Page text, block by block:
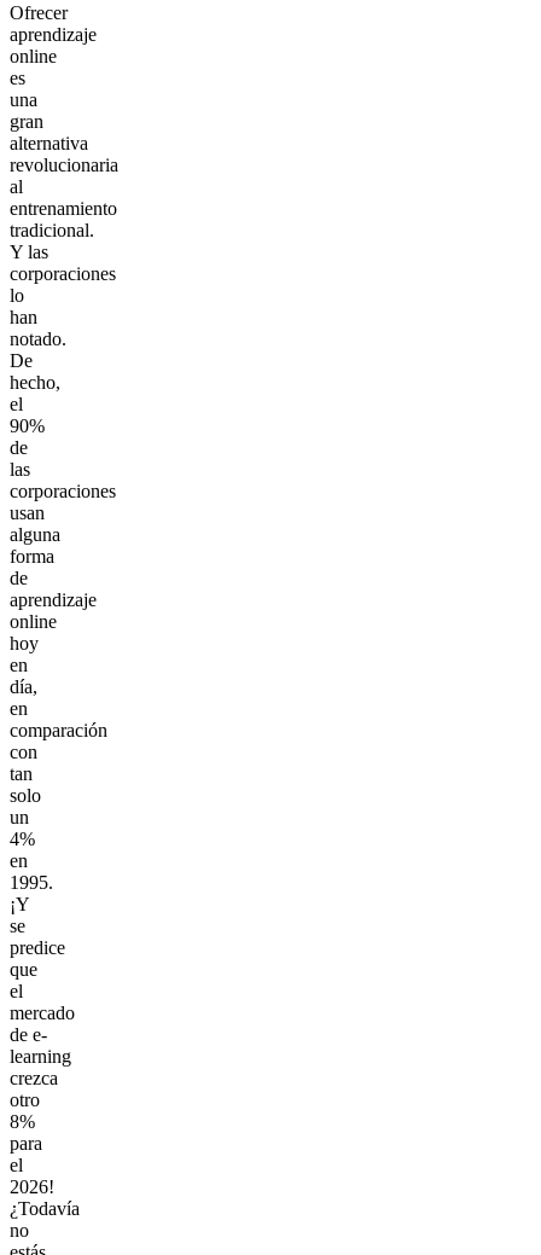
Ofrecer
aprendizaje
online
es
una
gran
alternativa
revolucionaria
al
entrenamiento
tradicional.
Y las
corporaciones
lo
han
notado.
De
hecho,
el
90%
de
las
corporaciones
usan
alguna
forma
de
aprendizaje
online
hoy
en
día,
en
comparación
con
tan
solo
un
4%
en
1995.
¡Y
se
predice
que
el
mercado
de e-
learning
crezca
otro
8%
para
el
2026!
¿Todavía
no